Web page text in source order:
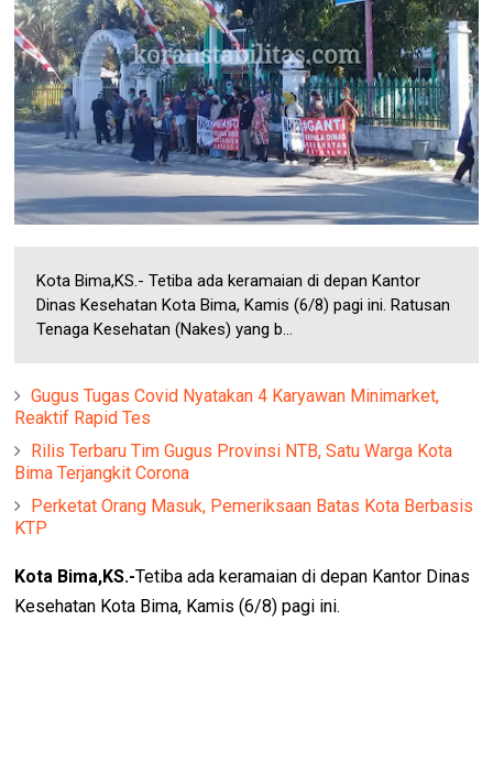
Kota Bima,KS.- Tetiba ada keramaian di depan Kantor
Dinas Kesehatan Kota Bima, Kamis (6/8) pagi ini. Ratusan
Tenaga Kesehatan (Nakes) yang b...
Gugus Tugas Covid Nyatakan 4 Karyawan Minimarket,
Reaktif Rapid Tes
Rilis Terbaru Tim Gugus Provinsi NTB, Satu Warga Kota
Bima Terjangkit Corona
Perketat Orang Masuk, Pemeriksaan Batas Kota Berbasis
KTP
Kota Bima,KS.-Tetiba ada keramaian di depan Kantor Dinas
Kesehatan Kota Bima, Kamis (6/8) pagi ini.